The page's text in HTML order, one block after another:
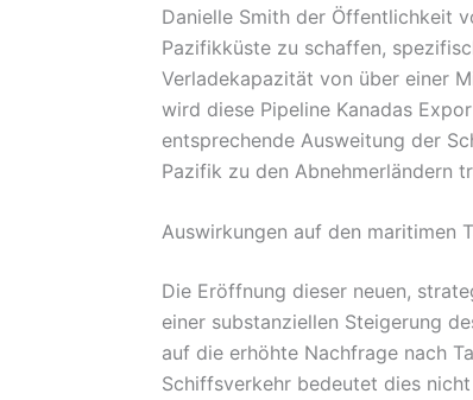
Danielle Smith der Öffentlichkeit
Pazifikküste zu schaffen,
Verladekapazität von über einer
wird diese Pipeline Kanadas
entsprechende Ausweitung der
Pazifik zu den Abnehmerländern
Auswirkungen auf den maritimen
Die Eröffnung dieser neuen,
einer substanziellen Steigerung
auf die erhöhte Nachfrage nach
Schiffsverkehr bedeutet dies